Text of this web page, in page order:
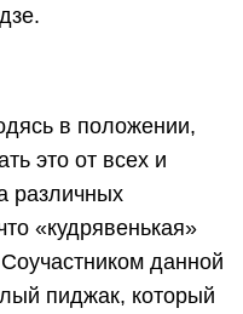
в положении,
это от всех и
различных
«кудрявенькая»
данной
пиджак, который